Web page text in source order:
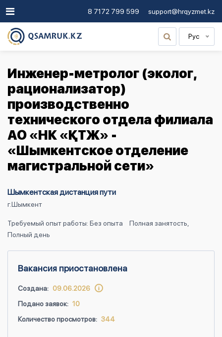
8 7172 799 599 support@hrqyzmet.kz
Рус
Инженер-метролог (эколог,
рационализатор)
производственно
технического отдела филиала
АО «НК «ҚТЖ» -
«Шымкентское отделение
магистральной сети»
Шымкентская дистанция пути
г.Шымкент
Требуемый опыт работы: Без опыта
Полная занятость,
Полный день
Вакансия приостановлена
Создана: 09.06.2026
Подано заявок: 10
Количество просмотров: 344